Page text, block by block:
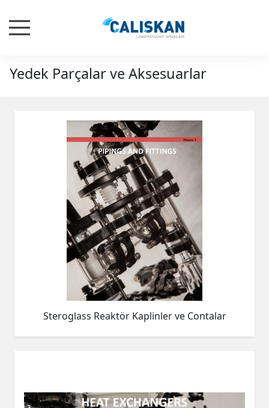
Yedek Parçalar ve Aksesuarlar
Steroglass Reaktör Kaplinler ve Contalar